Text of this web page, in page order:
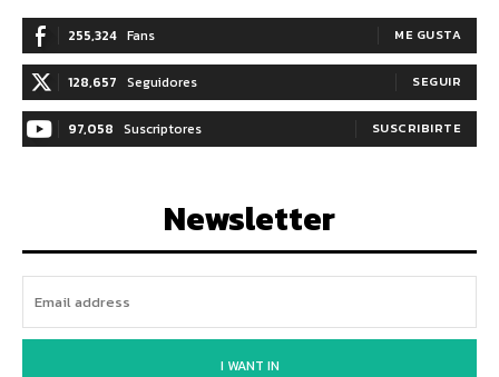
255,324 Fans ME GUSTA
128,657 Seguidores SEGUIR
97,058 Suscriptores SUSCRIBIRTE
Newsletter
I WANT IN